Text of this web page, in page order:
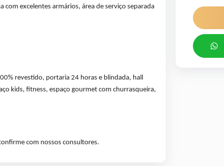
com excelentes armários, área de serviço separada
revestido, portaria 24 horas e blindada, hall
kids, fitness, espaço gourmet com churrasqueira,
com nossos consultores.